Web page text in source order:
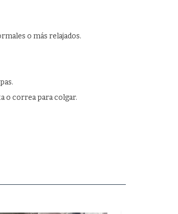
o más relajados.
o correa para colgar.